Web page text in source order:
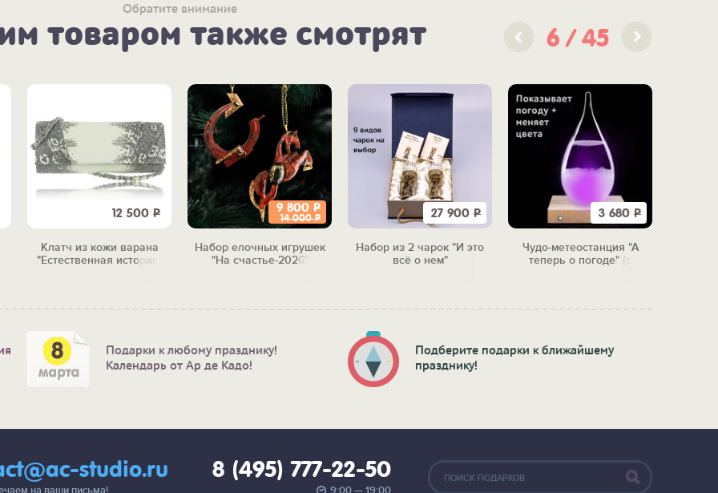
Обратите внимание
товаром также смотрят 6 45
12 500 Р
Клатч из кожи варана
"Естественная история"
9 800 Р
14 000Р
Набор елочных игрушек
"На счастье-2026"
27 900 Р
Набор из 2 чарок "И это
всё о нем"
3 680 Р
Чудо-метеостанция "А
теперь о погоде" (с
Подарки к любому празднику!
Календарь от Ар де Кадо!
Подберите подарки к ближайшему
празднику!
studio.ru 8 (495) 777-22-50